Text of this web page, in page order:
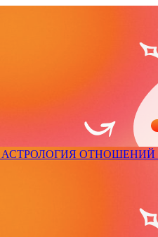
АСТРОЛОГИЯ ОТНОШЕНИЙ